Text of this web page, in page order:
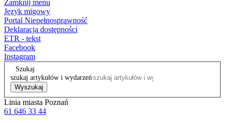
Zamknij menu
Język migowy
Portal Niepełnosprawność
Deklaracja dostępności
ETR - tekst
Facebook
Instagram
Szukaj
szukaj artykułów i wydarzeń
Wyszukaj
Linia miasta Poznań
61 646 33 44